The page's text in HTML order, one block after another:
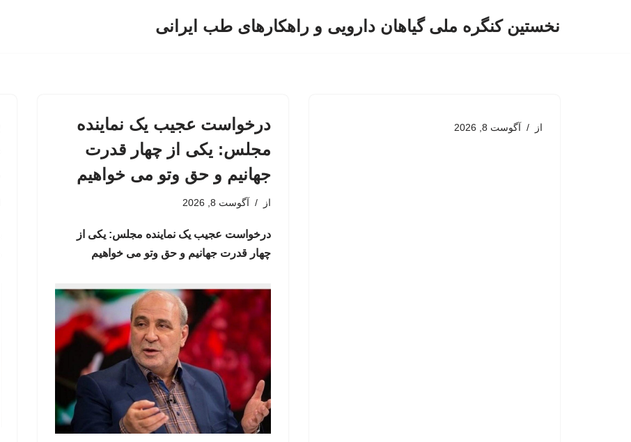
نخستین کنگره ملی گیاهان دارویی و راهکارهای طب ایرانی
از آگوست 8, 2026
درخواست عجیب یک نماینده
مجلس: یکی از چهار قدرت
جهانیم و حق وتو می خواهیم
از آگوست 8, 2026
درخواست عجیب یک نماینده مجلس: یکی از
چهار قدرت جهانیم و حق وتو می خواهیم